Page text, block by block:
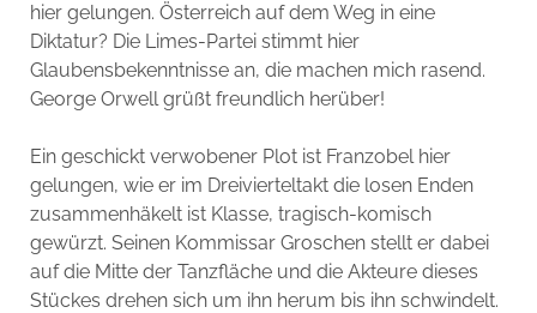
hier gelungen. Österreich auf dem Weg in eine
Diktatur? Die Limes-Partei stimmt hier
Glaubensbekenntnisse an, die machen mich rasend.
George Orwell grüßt freundlich herüber!
Ein geschickt verwobener Plot ist Franzobel hier
gelungen, wie er im Dreivierteltakt die losen Enden
zusammenhäkelt ist Klasse, tragisch-komisch
gewürzt. Seinen Kommissar Groschen stellt er dabei
auf die Mitte der Tanzfläche und die Akteure dieses
Stückes drehen sich um ihn herum bis ihn schwindelt.